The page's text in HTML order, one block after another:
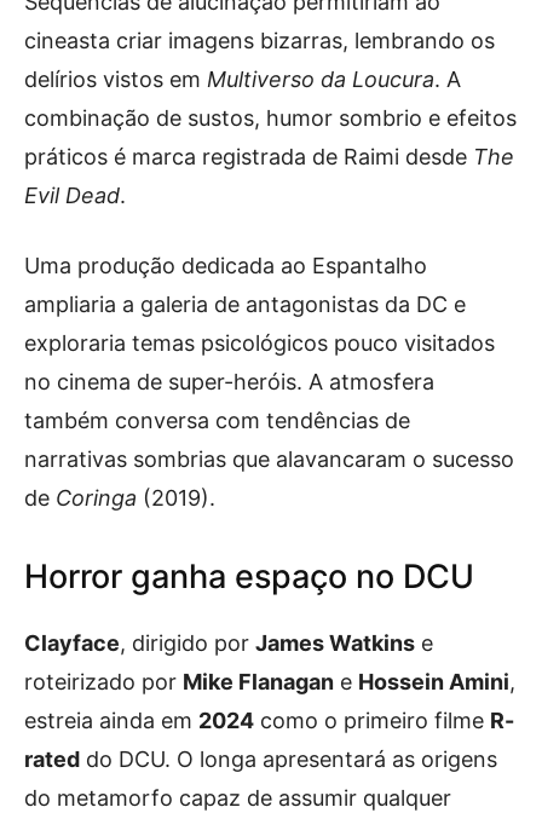
cineasta criar imagens bizarras, lembrando os
delírios vistos em Multiverso da Loucura. A
combinação de sustos, humor sombrio e efeitos
práticos é marca registrada de Raimi desde The
Evil Dead.
Uma produção dedicada ao Espantalho
ampliaria a galeria de antagonistas da DC e
exploraria temas psicológicos pouco visitados
no cinema de super-heróis. A atmosfera
também conversa com tendências de
narrativas sombrias que alavancaram o sucesso
de Coringa (2019).
Horror ganha espaço no DCU
Clayface, dirigido por James Watkins e
roteirizado por Mike Flanagan e Hossein Amini,
estreia ainda em 2024 como o primeiro filme R-
rated do DCU. O longa apresentará as origens
do metamorfo capaz de assumir qualquer